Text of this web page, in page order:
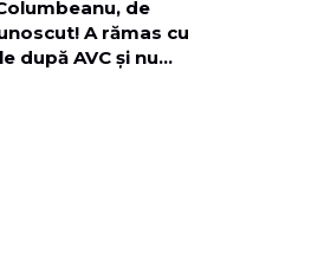
de
A rămas cu
după AVC și nu